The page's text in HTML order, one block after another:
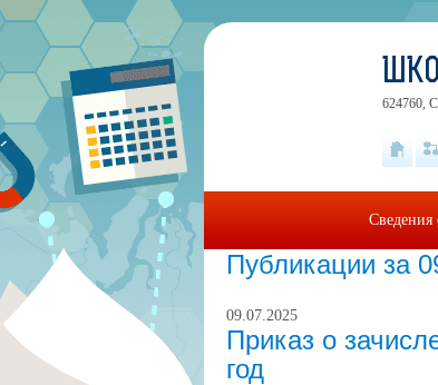
Публикации за
09.07.2025
Приказ о
год
624760,
Сведения